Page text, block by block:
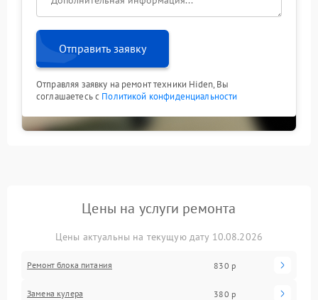
Отправить заявку
Отправляя заявку на ремонт техники Hiden, Вы
соглашаетесь с Политикой конфиденциальности
Цены на услуги ремонта
Цены актуальны на текущую дату 10.08.2026
Ремонт блока питания 830 р
Замена кулера 380 р